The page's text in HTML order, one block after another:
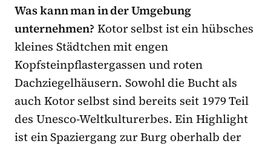
Was kann man in der Umgebung
unternehmen? Kotor selbst ist ein hübsches
kleines Städtchen mit engen
Kopfsteinpflastergassen und roten
Dachziegelhäusern. Sowohl die Bucht als
auch Kotor selbst sind bereits seit 1979 Teil
des Unesco-Weltkulturerbes. Ein Highlight
ist ein Spaziergang zur Burg oberhalb der